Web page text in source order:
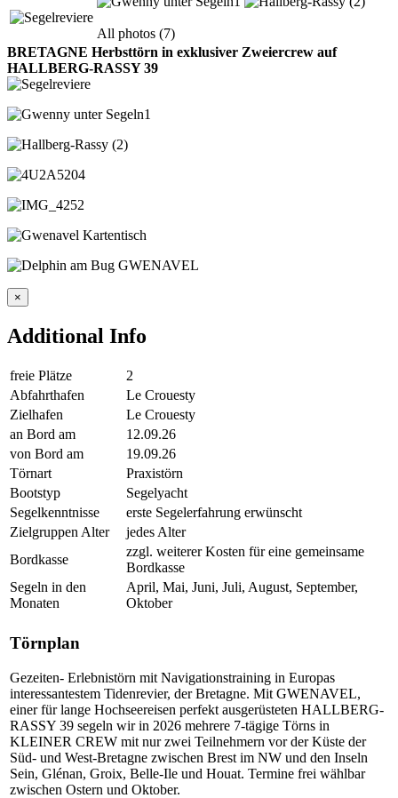
All photos (7)
BRETAGNE Herbsttörn in exklusiver Zweiercrew auf
HALLBERG-RASSY 39
×
Additional Info
freie Plätze
2
Abfahrthafen
Le Crouesty
Zielhafen
Le Crouesty
an Bord am
12.09.26
von Bord am
19.09.26
Törnart
Praxistörn
Bootstyp
Segelyacht
Segelkenntnisse
erste Segelerfahrung erwünscht
Zielgruppen Alter
jedes Alter
Bordkasse
zzgl. weiterer Kosten für eine gemeinsame
Bordkasse
Segeln in den
Monaten
April, Mai, Juni, Juli, August, September,
Oktober
Törnplan
Gezeiten- Erlebnistörn mit Navigationstraining in Europas
interessantestem Tidenrevier, der Bretagne. Mit GWENAVEL,
einer für lange Hochseereisen perfekt ausgerüsteten HALLBERG-
RASSY 39 segeln wir in 2026 mehrere 7-tägige Törns in
KLEINER CREW mit nur zwei Teilnehmern vor der Küste der
Süd- und West-Bretagne zwischen Brest im NW und den Inseln
Sein, Glénan, Groix, Belle-Ile und Houat. Termine frei wählbar
zwischen Ostern und Oktober.